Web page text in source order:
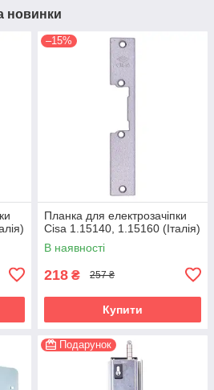
новинки
–15%
Планка для електрозачіпки
Cisa 1.15140, 1.15160 (Італія)
В наявності
218 ₴ 257 ₴
Купити
Подарунок